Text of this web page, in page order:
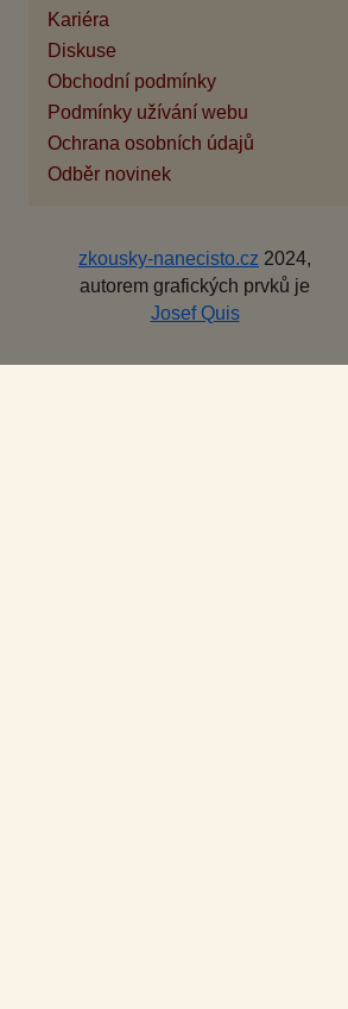
Kariéra
Diskuse
Obchodní podmínky
Podmínky užívání webu
Ochrana osobních údajů
Odběr novinek
zkousky-nanecisto.cz 2024,
autorem grafických prvků je
Josef Quis